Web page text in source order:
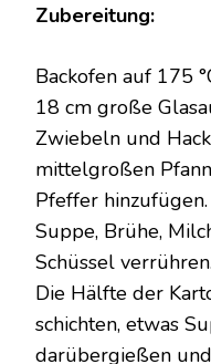
Zubereitung:
Backofen auf 175
18 cm große
Zwiebeln und
mittelgroßen
Pfeffer
Suppe, Brühe,
Schüssel verrühren.
Die Hälfte der
schichten, etwas
darübergießen